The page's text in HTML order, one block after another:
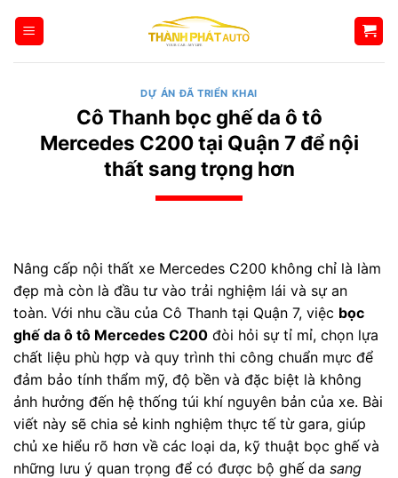
qua
DỰ ÁN ĐÃ TRIỂN KHAI
Cô Thanh bọc ghế da ô tô
Mercedes C200 tại Quận 7 để nội
thất sang trọng hơn
Nâng cấp nội thất xe Mercedes C200 không chỉ là làm
đẹp mà còn là đầu tư vào trải nghiệm lái và sự an
toàn. Với nhu cầu của Cô Thanh tại Quận 7, việc bọc
ghế da ô tô Mercedes C200 đòi hỏi sự tỉ mỉ, chọn lựa
chất liệu phù hợp và quy trình thi công chuẩn mực để
đảm bảo tính thẩm mỹ, độ bền và đặc biệt là không
ảnh hưởng đến hệ thống túi khí nguyên bản của xe. Bài
viết này sẽ chia sẻ kinh nghiệm thực tế từ gara, giúp
chủ xe hiểu rõ hơn về các loại da, kỹ thuật bọc ghế và
những lưu ý quan trọng để có được bộ ghế da sang